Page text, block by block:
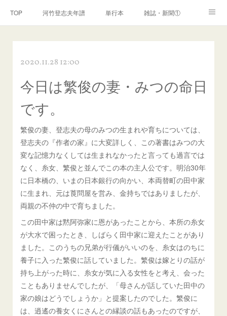
TOP 河竹登志夫年譜 単行本 雑誌・新聞①
河竹繁俊 年譜 河竹黙阿弥 年譜
2020.11.28 12:00
今日は繁俊の妻・みつの命日
です。
繁俊の妻、登志夫の母のみつの生まれや育ちについては、
登志夫の『作者の家』に大変詳しく、この著書はみつの大
変な記憶力なくしては生まれなかったと言っても過言では
なく、糸女、繁俊と並んでこの本の主人公です。明治30年
に日本橋の、いまの日本銀行の向かい、本両替町の田中家
に生まれ、元は莨問屋を営み、金持ちではありましたが、
両親の不仲の中で育ちました。
この田中家は黙阿弥家に恩があったことから、本所の糸女
が大水で困ったとき、しばらく田中家に迎えたことがあり
ました。このうちの兄弟が行儀がいいのを、糸女はのちに
養子に入った繁俊に話していました。繁俊は嫁とりの話が
持ち上がった時に、糸女が気に入る女性をと考え、会った
こともありませんでしたが、「母さんが話していた田中の
家の娘はどうでしょうか」と提案したのでした。繁俊に
は、逍遙の養女くにさんとの縁談の話もあったのですが、